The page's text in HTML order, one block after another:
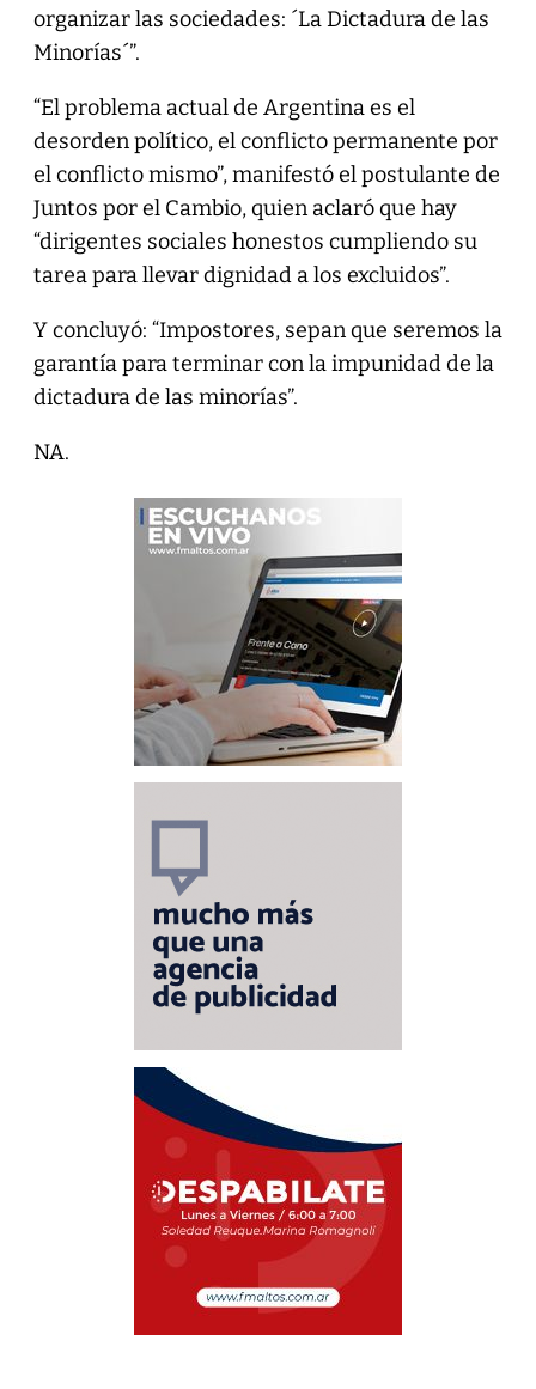
organizar las sociedades: ´La Dictadura de las
Minorías´”.
“El problema actual de Argentina es el
desorden político, el conflicto permanente por
el conflicto mismo”, manifestó el postulante de
Juntos por el Cambio, quien aclaró que hay
“dirigentes sociales honestos cumpliendo su
tarea para llevar dignidad a los excluidos”.
Y concluyó: “Impostores, sepan que seremos la
garantía para terminar con la impunidad de la
dictadura de las minorías”.
NA.